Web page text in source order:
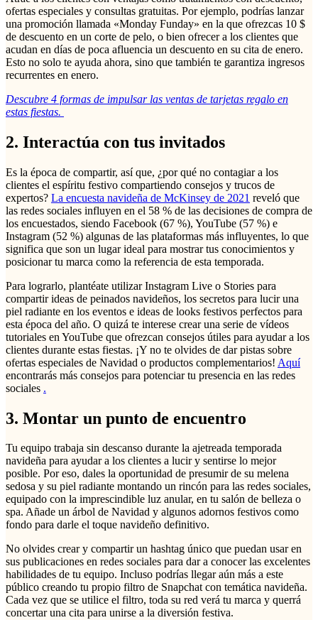
ofertas especiales y consultas gratuitas. Por ejemplo, podrías lanzar
una promoción llamada «Monday Funday» en la que ofrezcas 10 $
de descuento en un corte de pelo, o bien ofrecer a los clientes que
acudan en días de poca afluencia un descuento en su cita de enero.
Esto no solo te ayuda ahora, sino que también te garantiza ingresos
recurrentes en enero.
Descubre 4 formas de impulsar las ventas de tarjetas regalo en
estas fiestas.
2. Interactúa con tus invitados
Es la época de compartir, así que, ¿por qué no contagiar a los
clientes el espíritu festivo compartiendo consejos y trucos de
expertos? La encuesta navideña de McKinsey de 2021 reveló que
las redes sociales influyen en el 58 % de las decisiones de compra de
los encuestados, siendo Facebook (67 %), YouTube (57 %) e
Instagram (52 %) algunas de las plataformas más influyentes, lo que
significa que son un lugar ideal para mostrar tus conocimientos y
posicionar tu marca como la referencia de esta temporada.
Para lograrlo, plantéate utilizar Instagram Live o Stories para
compartir ideas de peinados navideños, los secretos para lucir una
piel radiante en los eventos e ideas de looks festivos perfectos para
esta época del año. O quizá te interese crear una serie de vídeos
tutoriales en YouTube que ofrezcan consejos útiles para ayudar a los
clientes durante estas fiestas. ¡Y no te olvides de dar pistas sobre
ofertas especiales de Navidad o productos complementarios! Aquí
encontrarás más consejos para potenciar tu presencia en las redes
sociales .
3. Montar un punto de encuentro
Tu equipo trabaja sin descanso durante la ajetreada temporada
navideña para ayudar a los clientes a lucir y sentirse lo mejor
posible. Por eso, dales la oportunidad de presumir de su melena
sedosa y su piel radiante montando un rincón para las redes sociales,
equipado con la imprescindible luz anular, en tu salón de belleza o
spa. Añade un árbol de Navidad y algunos adornos festivos como
fondo para darle el toque navideño definitivo.
No olvides crear y compartir un hashtag único que puedan usar en
sus publicaciones en redes sociales para dar a conocer las excelentes
habilidades de tu equipo. Incluso podrías llegar aún más a este
público creando tu propio filtro de Snapchat con temática navideña.
Cada vez que se utilice el filtro, toda su red verá tu marca y querrá
concertar una cita para unirse a la diversión festiva.